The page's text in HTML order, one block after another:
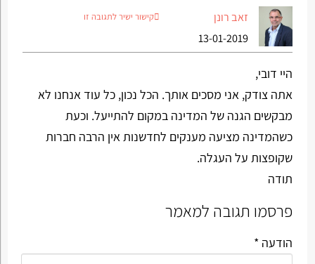
זאב רונן
13-01-2019
קישור ישיר לתגובה זו
היי דובי,
אתה צודק, אני מסכים אותך. הכל נכון, כל עוד אנחנו לא
מבקשים הגנה של המדינה במקום להתייעל. וכעת
כשהמדינה מציעה מענקים לחדשנות אין הרבה חברות
שקופצות על העגלה.
תודה
פרסמו תגובה למאמר
הודעה *